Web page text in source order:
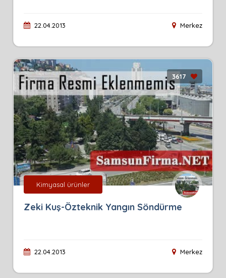
22.04.2013 Merkez
3617
Kimyasal ürünler
Zeki Kuş-Özteknik Yangın Söndürme
22.04.2013 Merkez